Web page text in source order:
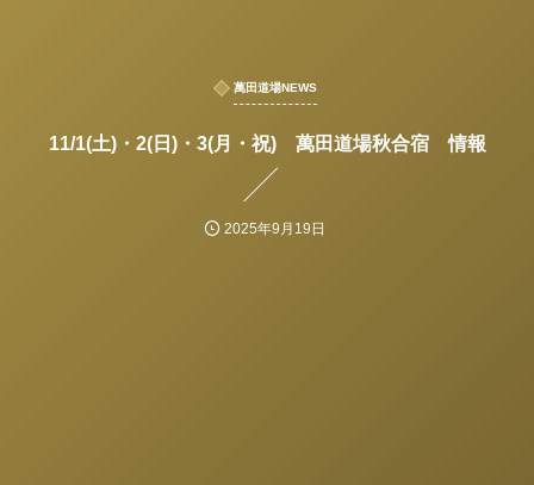
萬田道場NEWS
11/1(土)・2(日)・3(月・祝) 萬田道場秋合宿 情報
2025年9月19日